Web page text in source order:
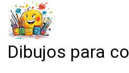
Dibujos para